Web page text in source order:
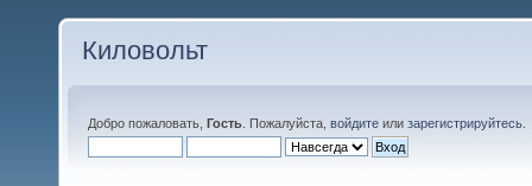
Киловольт
Добро пожаловать, Гость . Пожалуйста, войдите или зарегистрируйтесь